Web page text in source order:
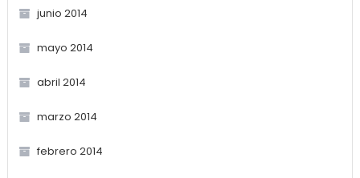
junio 2014
mayo 2014
abril 2014
marzo 2014
febrero 2014